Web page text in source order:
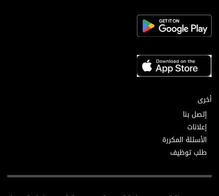
أخرى
إتصل بنا
إعلانات
الأسئلة المكررة
طلب توظيف